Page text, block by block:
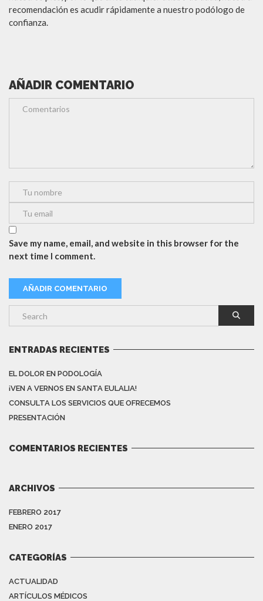
recomendación es acudir rápidamente a nuestro podólogo de
confianza.
AÑADIR COMENTARIO
Save my name, email, and website in this browser for the
next time I comment.
ENTRADAS RECIENTES
EL DOLOR EN PODOLOGÍA
¡VEN A VERNOS EN SANTA EULALIA!
CONSULTA LOS SERVICIOS QUE OFRECEMOS
PRESENTACIÓN
COMENTARIOS RECIENTES
ARCHIVOS
FEBRERO 2017
ENERO 2017
CATEGORÍAS
ACTUALIDAD
ARTÍCULOS MÉDICOS